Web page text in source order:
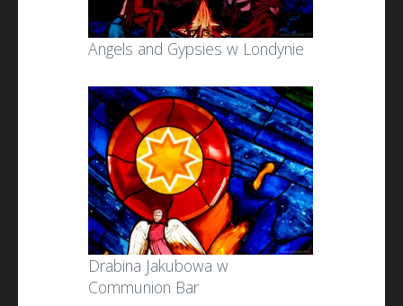
Angels and Gypsies w Londynie
Drabina Jakubowa w
Communion Bar